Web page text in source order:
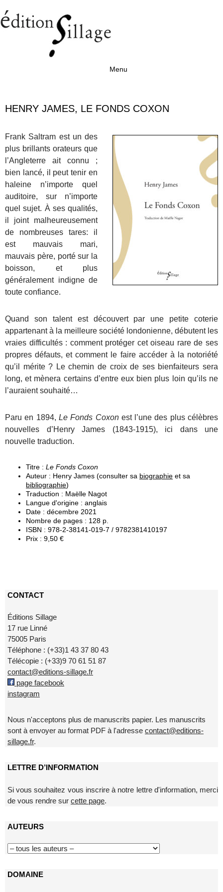
Menu
HENRY JAMES, LE FONDS COXON
Frank Saltram est un des
plus brillants orateurs que
l’Angleterre ait connu ;
bien lancé, il peut tenir en
haleine n’importe quel
auditoire, sur n’importe
quel sujet. À ses qualités,
il joint malheureusement
de nombreuses tares: il
est mauvais mari,
mauvais père, porté sur la
boisson, et plus
généralement indigne de
toute confiance.
Quand son talent est découvert par une petite coterie
appartenant à la meilleure société londonienne, débutent les
vraies difficultés : comment protéger cet oiseau rare de ses
propres défauts, et comment le faire accéder à la notoriété
qu’il mérite ? Le chemin de croix de ses bienfaiteurs sera
long, et mènera certains d’entre eux bien plus loin qu’ils ne
l’auraient souhaité…
Paru en 1894, Le Fonds Coxonest l’une des plus célèbres
nouvelles d’Henry James (1843-1915), ici dans une
nouvelle traduction.
Titre : Le Fonds Coxon
Auteur : Henry James (consulter sa biographie et sa
bibliographie)
Traduction : Maëlle Nagot
Langue d'origine : anglais
Date : décembre 2021
Nombre de pages : 128 p.
ISBN : 978-2-38141-019-7 / 9782381410197
Prix : 9,50 €
CONTACT
Éditions Sillage
17 rue Linné
75005 Paris
Téléphone : (+33)1 43 37 80 43
Télécopie : (+33)9 70 61 51 87
contact@editions-sillage.fr
page facebook
instagram
Nous n'acceptons plus de manuscrits papier. Les manuscrits
sont à envoyer au format PDF à l'adresse contact@editions-
sillage.fr.
LETTRE D’INFORMATION
Si vous souhaitez vous inscrire à notre lettre d'information, merci
de vous rendre sur cette page.
AUTEURS
DOMAINE